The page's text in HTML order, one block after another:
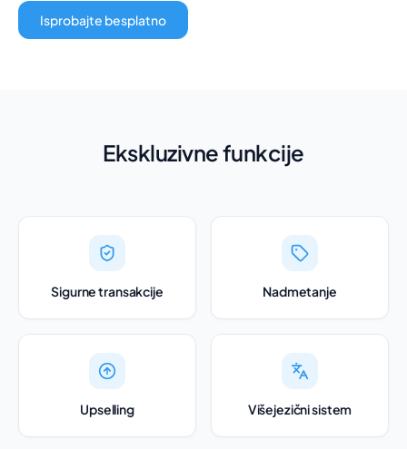
Isprobajte besplatno
Ekskluzivne funkcije
Sigurne transakcije Nadmetanje
Upselling Višejezični sistem